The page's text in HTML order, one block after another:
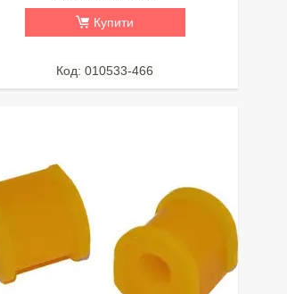
Купити
010533-466